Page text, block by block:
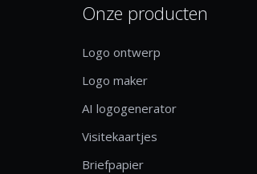
Onze producten
Logo ontwerp
Logo maker
AI logogenerator
Visitekaartjes
Briefpapier